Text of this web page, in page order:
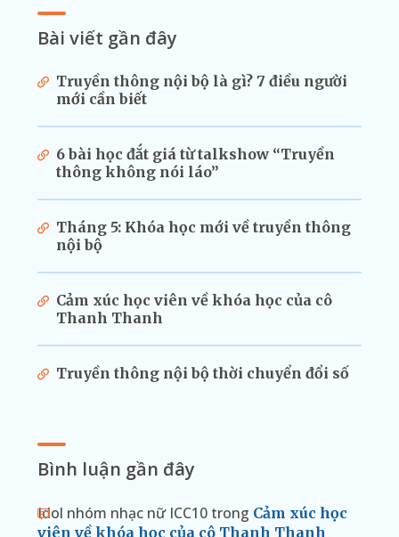
Bài viết gần đây
Truyền thông nội bộ là gì? 7 điều người
mới cần biết
6 bài học đắt giá từ talkshow “Truyền
thông không nói láo”
Tháng 5: Khóa học mới về truyền thông
nội bộ
Cảm xúc học viên về khóa học của cô
Thanh Thanh
Truyền thông nội bộ thời chuyển đổi số
Bình luận gần đây
Idol nhóm nhạc nữ ICC10 trong Cảm xúc học
viên về khóa học của cô Thanh Thanh